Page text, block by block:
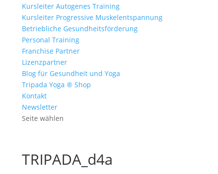
Kursleiter Autogenes Training
Kursleiter Progressive Muskelentspannung
Betriebliche Gesundheitsförderung
Personal Training
Franchise Partner
Lizenzpartner
Blog für Gesundheit und Yoga
Tripada Yoga ® Shop
Kontakt
Newsletter
Seite wählen
TRIPADA_d4a